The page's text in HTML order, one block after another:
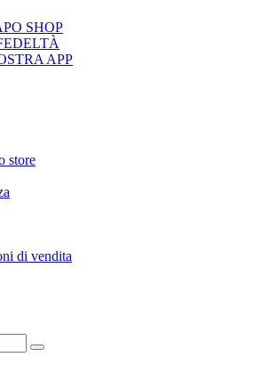
SHOP
APP
store
di vendita